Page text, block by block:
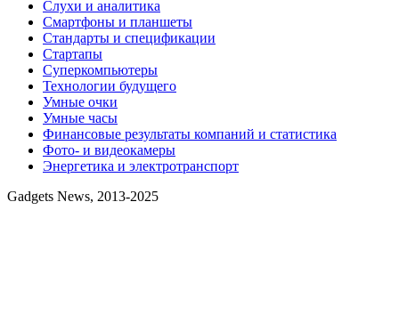
Слухи и аналитика
Смартфоны и планшеты
Стандарты и спецификации
Стартапы
Суперкомпьютеры
Технологии будущего
Умные очки
Умные часы
Финансовые результаты компаний и статистика
Фото- и видеокамеры
Энергетика и электротранспорт
Gadgets News, 2013-2025